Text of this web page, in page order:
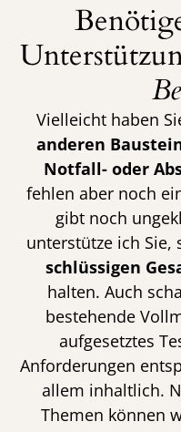
Vielleicht haben
anderen
Notfall- oder
fehlen aber noch
gibt noch
unterstütze ich Sie,
schlüssigen
halten. Auch
bestehende
aufgesetztes
Anforderungen
allem inhaltlich.
Themen können